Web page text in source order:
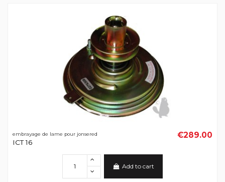
embrayage de lame pour jonsered
ICT 16
€289.00
Add to cart